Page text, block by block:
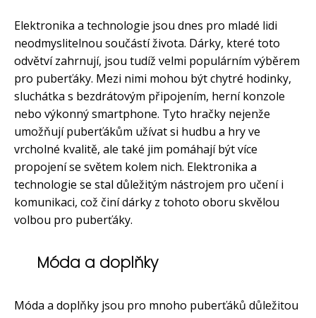
Elektronika a technologie jsou dnes pro mladé lidi
neodmyslitelnou součástí života. Dárky, které toto
odvětví zahrnují, jsou tudíž velmi populárním výběrem
pro puberťáky. Mezi nimi mohou být chytré hodinky,
sluchátka s bezdrátovým připojením, herní konzole
nebo výkonný smartphone. Tyto hračky nejenže
umožňují puberťákům užívat si hudbu a hry ve
vrcholné kvalitě, ale také jim pomáhají být více
propojení se světem kolem nich. Elektronika a
technologie se stal důležitým nástrojem pro učení i
komunikaci, což činí dárky z tohoto oboru skvělou
volbou pro puberťáky.
Móda a doplňky
Móda a doplňky jsou pro mnoho puberťáků důležitou